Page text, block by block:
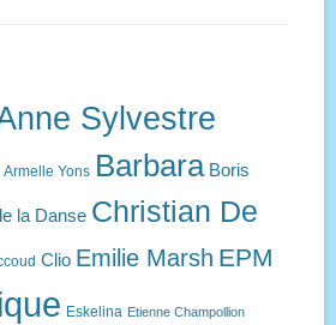
Sylvestre
Armelle Yons Barbara Boris
la Danse Christian De
Clio Emilie Marsh EPM
Eskelina Etienne Champollion